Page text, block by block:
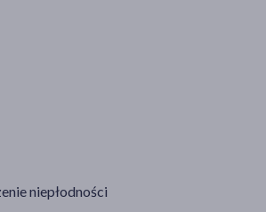
niepłodności